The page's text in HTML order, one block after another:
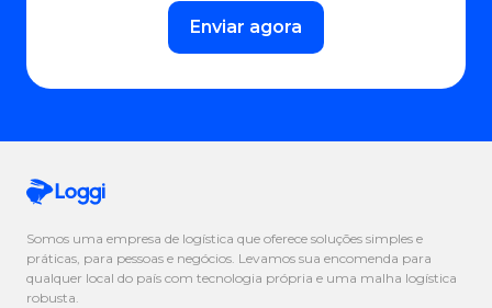
Enviar agora
Somos uma empresa de logística que oferece soluções simples e
práticas, para pessoas e negócios. Levamos sua encomenda para
qualquer local do país com tecnologia própria e uma malha logística
robusta.